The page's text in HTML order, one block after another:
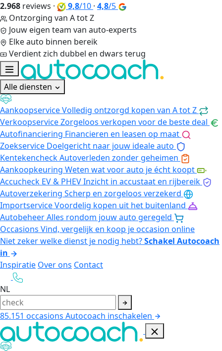
2.968 reviews · 9,8/10 · 4,8/5
Ontzorging van A tot Z
Jouw eigen team van auto-experts
Elke auto binnen bereik
Verdient zich dubbel en dwars terug
Alle diensten
AankoopserviceVolledig ontzorgd kopen van A tot Z
VerkoopserviceZorgeloos verkopen voor de beste deal
Autofinanciering Financieren en leasen op maat
Zoekservice Doelgericht naar jouw ideale auto
KentekencheckAutoverleden zonder geheimen
Aankoopkeuring Weten wat voor auto je écht koopt
Accucheck EV & PHEVInzicht in accustaat en rijbereik
Autoverzekering Scherp en zorgeloos verzekerd
ImportserviceVoordelig kopen uit het buitenland
AutobeheerAlles rondom jouw auto geregeld
Occasions Vind, vergelijk en koop je occasion online
Niet zeker welke dienst je nodig hebt?Schakel Autocoach
in
Inspiratie Over ons Contact
NL
85.151 occasions Autocoach inschakelen